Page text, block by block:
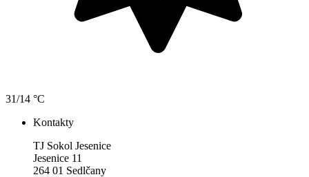
31/14 °C
Kontakty
TJ Sokol Jesenice
Jesenice 11
264 01 Sedlčany